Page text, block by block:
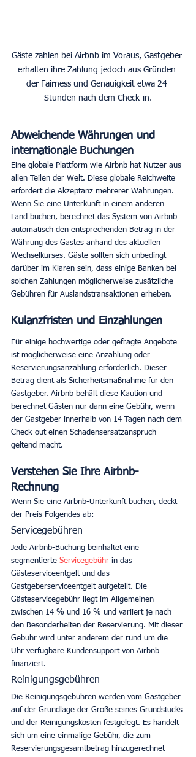
Gäste zahlen bei Airbnb im Voraus, Gastgeber
erhalten ihre Zahlung jedoch aus Gründen
der Fairness und Genauigkeit etwa 24
Stunden nach dem Check-in.
Abweichende Währungen und
internationale Buchungen
Eine globale Plattform wie Airbnb hat Nutzer aus
allen Teilen der Welt. Diese globale Reichweite
erfordert die Akzeptanz mehrerer Währungen.
Wenn Sie eine Unterkunft in einem anderen
Land buchen, berechnet das System von Airbnb
automatisch den entsprechenden Betrag in der
Währung des Gastes anhand des aktuellen
Wechselkurses. Gäste sollten sich unbedingt
darüber im Klaren sein, dass einige Banken bei
solchen Zahlungen möglicherweise zusätzliche
Gebühren für Auslandstransaktionen erheben.
Kulanzfristen und Einzahlungen
Für einige hochwertige oder gefragte Angebote
ist möglicherweise eine Anzahlung oder
Reservierungsanzahlung erforderlich. Dieser
Betrag dient als Sicherheitsmaßnahme für den
Gastgeber. Airbnb behält diese Kaution und
berechnet Gästen nur dann eine Gebühr, wenn
der Gastgeber innerhalb von 14 Tagen nach dem
Check-out einen Schadensersatzanspruch
geltend macht.
Verstehen Sie Ihre Airbnb-
Rechnung
Wenn Sie eine Airbnb-Unterkunft buchen, deckt
der Preis Folgendes ab:
Servicegebühren
Jede Airbnb-Buchung beinhaltet eine
segmentierte Servicegebühr in das
Gästeserviceentgelt und das
Gastgeberserviceentgelt aufgeteilt. Die
Gästeservicegebühr liegt im Allgemeinen
zwischen 14 % und 16 % und variiert je nach
den Besonderheiten der Reservierung. Mit dieser
Gebühr wird unter anderem der rund um die
Uhr verfügbare Kundensupport von Airbnb
finanziert.
Reinigungsgebühren
Die Reinigungsgebühren werden vom Gastgeber
auf der Grundlage der Größe seines Grundstücks
und der Reinigungskosten festgelegt. Es handelt
sich um eine einmalige Gebühr, die zum
Reservierungsgesamtbetrag hinzugerechnet